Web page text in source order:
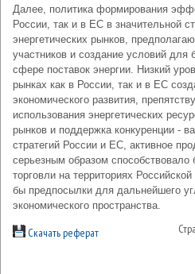
Далее, политика формирования
России, так и в ЕС в значительной
энергетических рынков,
участников и создание условий
сфере поставок энергии. Низкий
рынках как в России, так и в ЕС
экономического развития,
использования энергетических
рынков и поддержка конкуренции -
стратегий России и ЕС, активное
серьезным образом способствовало
торговли на территориях
бы предпосылки для дальнейшего
экономического пространства.
Скачать реферат